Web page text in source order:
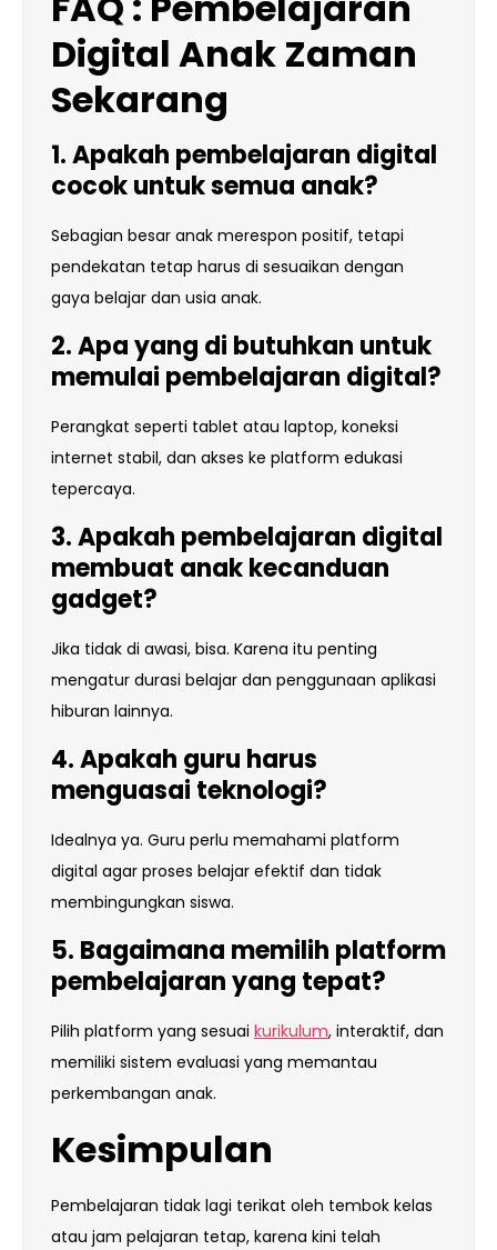
Digital Anak Zaman
Sekarang
1. Apakah pembelajaran digital
cocok untuk semua anak?
Sebagian besar anak merespon positif, tetapi
pendekatan tetap harus di sesuaikan dengan
gaya belajar dan usia anak.
2. Apa yang di butuhkan untuk
memulai pembelajaran digital?
Perangkat seperti tablet atau laptop, koneksi
internet stabil, dan akses ke platform edukasi
tepercaya.
3. Apakah pembelajaran digital
membuat anak kecanduan
gadget?
Jika tidak di awasi, bisa. Karena itu penting
mengatur durasi belajar dan penggunaan aplikasi
hiburan lainnya.
4. Apakah guru harus
menguasai teknologi?
Idealnya ya. Guru perlu memahami platform
digital agar proses belajar efektif dan tidak
membingungkan siswa.
5. Bagaimana memilih platform
pembelajaran yang tepat?
Pilih platform yang sesuai kurikulum, interaktif, dan
memiliki sistem evaluasi yang memantau
perkembangan anak.
Kesimpulan
Pembelajaran tidak lagi terikat oleh tembok kelas
atau jam pelajaran tetap, karena kini telah